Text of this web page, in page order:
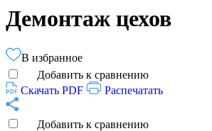
Демонтаж цехов
В избранное
Добавить к сравнению
Скачать PDF
Распечатать
Добавить к сравнению